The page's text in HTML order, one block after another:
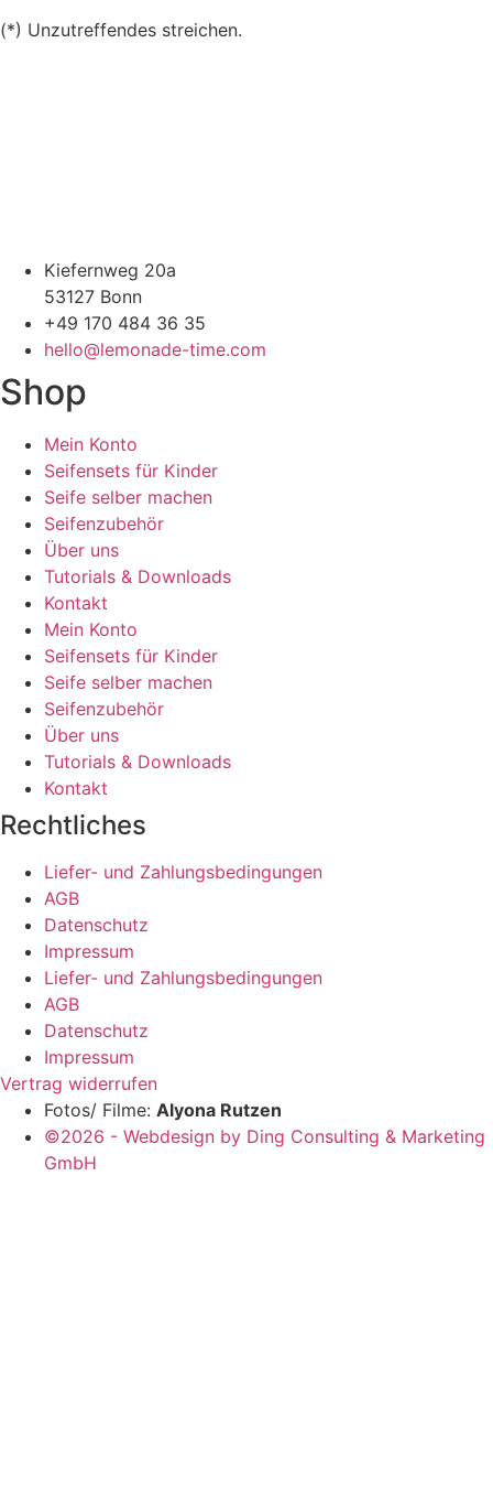
(*) Unzutreffendes streichen.
Kiefernweg 20a
53127 Bonn
+49 170 484 36 35
hello@lemonade-time.com
Shop
Mein Konto
Seifensets für Kinder
Seife selber machen
Seifenzubehör
Über uns
Tutorials & Downloads
Kontakt
Mein Konto
Seifensets für Kinder
Seife selber machen
Seifenzubehör
Über uns
Tutorials & Downloads
Kontakt
Rechtliches
Liefer- und Zahlungsbedingungen
AGB
Datenschutz
Impressum
Liefer- und Zahlungsbedingungen
AGB
Datenschutz
Impressum
Vertrag widerrufen
Fotos/ Filme: Alyona Rutzen
©2026 - Webdesign by Ding Consulting & Marketing
GmbH